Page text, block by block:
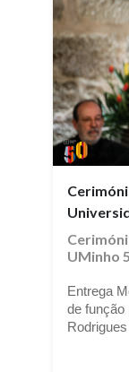
UMinho
Entrega
de função